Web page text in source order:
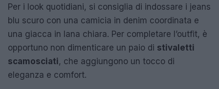
Per i look quotidiani, si consiglia di indossare i jeans
blu scuro con una camicia in denim coordinata e
una giacca in lana chiara. Per completare l’outfit, è
opportuno non dimenticare un paio di stivaletti
scamosciati, che aggiungono un tocco di
eleganza e comfort.